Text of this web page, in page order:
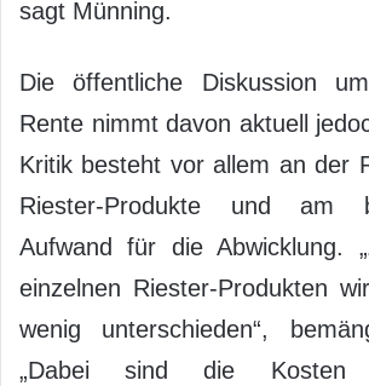
sagt Münning.
Die öffentliche Diskussion
Rente nimmt davon aktuell
Kritik besteht vor allem an der
Riester-Produkte und am
Aufwand für die Abwicklung.
einzelnen Riester-Produkten
wenig unterschieden“,
„Dabei sind die Kosten